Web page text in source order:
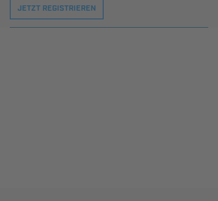
JETZT REGISTRIEREN